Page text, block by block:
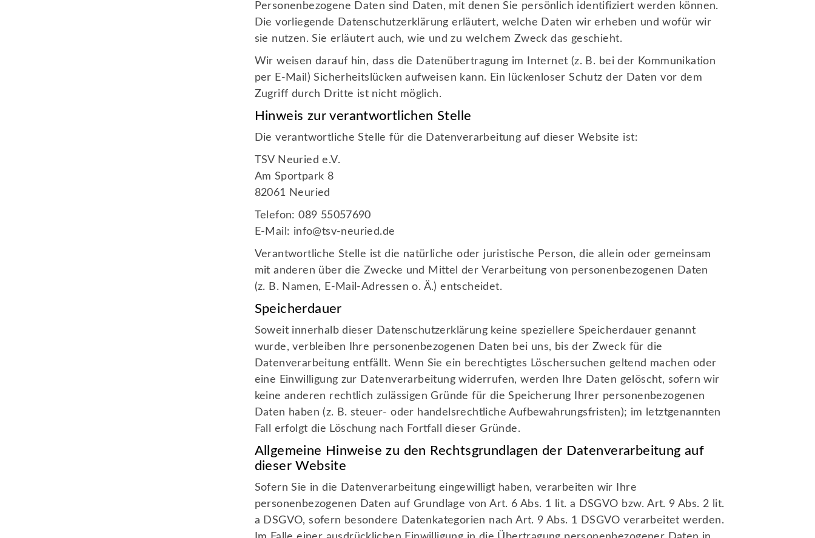
Personenbezogene Daten sind Daten, mit denen Sie persönlich identifiziert werden können.
Die vorliegende Datenschutzerklärung erläutert, welche Daten wir erheben und wofür wir
sie nutzen. Sie erläutert auch, wie und zu welchem Zweck das geschieht.
Wir weisen darauf hin, dass die Datenübertragung im Internet (z. B. bei der Kommunikation
per E-Mail) Sicherheitslücken aufweisen kann. Ein lückenloser Schutz der Daten vor dem
Zugriff durch Dritte ist nicht möglich.
Hinweis zur verantwortlichen Stelle
Die verantwortliche Stelle für die Datenverarbeitung auf dieser Website ist:
TSV Neuried e.V.
Am Sportpark 8
82061 Neuried
Telefon: 089 55057690
E-Mail: info@tsv-neuried.de
Verantwortliche Stelle ist die natürliche oder juristische Person, die allein oder gemeinsam
mit anderen über die Zwecke und Mittel der Verarbeitung von personenbezogenen Daten
(z. B. Namen, E-Mail-Adressen o. Ä.) entscheidet.
Speicherdauer
Soweit innerhalb dieser Datenschutzerklärung keine speziellere Speicherdauer genannt
wurde, verbleiben Ihre personenbezogenen Daten bei uns, bis der Zweck für die
Datenverarbeitung entfällt. Wenn Sie ein berechtigtes Löschersuchen geltend machen oder
eine Einwilligung zur Datenverarbeitung widerrufen, werden Ihre Daten gelöscht, sofern wir
keine anderen rechtlich zulässigen Gründe für die Speicherung Ihrer personenbezogenen
Daten haben (z. B. steuer- oder handelsrechtliche Aufbewahrungsfristen); im letztgenannten
Fall erfolgt die Löschung nach Fortfall dieser Gründe.
Allgemeine Hinweise zu den Rechtsgrundlagen der Datenverarbeitung auf
dieser Website
Sofern Sie in die Datenverarbeitung eingewilligt haben, verarbeiten wir Ihre
personenbezogenen Daten auf Grundlage von Art. 6 Abs. 1 lit. a DSGVO bzw. Art. 9 Abs. 2 lit.
a DSGVO, sofern besondere Datenkategorien nach Art. 9 Abs. 1 DSGVO verarbeitet werden.